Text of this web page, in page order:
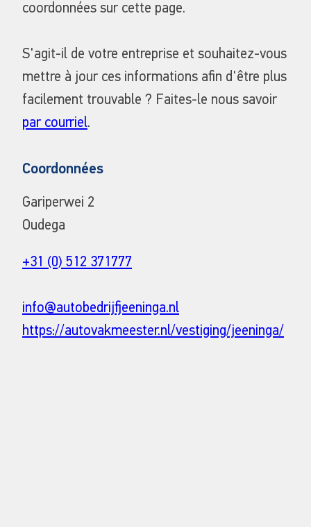
coordonnées sur cette page.
S'agit-il de votre entreprise et souhaitez-vous
mettre à jour ces informations afin d'être plus
facilement trouvable ? Faites-le nous savoir
par courriel.
Coordonnées
Gariperwei 2
Oudega
+31 (0) 512 371777
info@autobedrijfjeeninga.nl
https://autovakmeester.nl/vestiging/jeeninga/